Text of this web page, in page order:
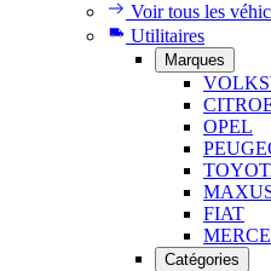
Voir tous les
Utilitaires
Marques
OPEL
FIAT
Catégories